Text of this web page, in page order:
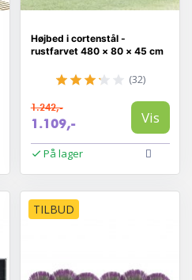
Højbed i cortenstål -
rustfarvet 480 × 80 × 45 cm
(32)
1.242,-
1.109,- Vis
På lager
TILBUD